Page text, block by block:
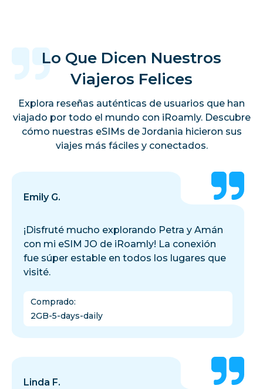
Lo Que Dicen Nuestros
Viajeros Felices
Explora reseñas auténticas de usuarios que han
viajado por todo el mundo con iRoamly. Descubre
cómo nuestras eSIMs de Jordania hicieron sus
viajes más fáciles y conectados.
Emily G.
¡Disfruté mucho explorando Petra y Amán
con mi eSIM JO de iRoamly! La conexión
fue súper estable en todos los lugares que
visité.
Comprado:
2GB-5-days-daily
Linda F.